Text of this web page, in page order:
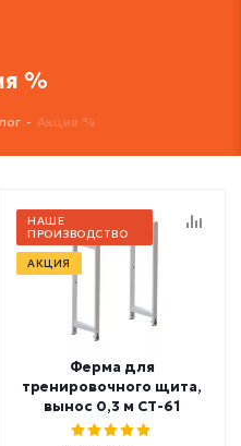
%
- Акция %
НАШЕ
ПРОИЗВОДСТВО
АКЦИЯ
Ферма для
тренировочного щита,
вынос 0,3 м СТ-61